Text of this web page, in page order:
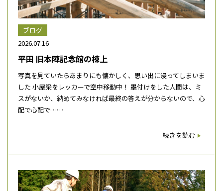
ブログ
2026.07.16
平田 旧本陣記念館の棟上
写真を見ていたらあまりにも懐かしく、思い出に浸ってしまいま
した 小屋梁をレッカーで空中移動中！ 墨付けをした人間は、ミ
スがないか、納めてみなければ最終の答えが分からないので、心
配で心配で……
続きを読む